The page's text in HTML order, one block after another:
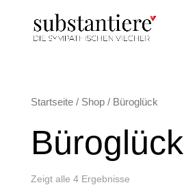
Startseite/ Shop/ Büroglück
Büroglück
Zeigt alle 4 Ergebnisse